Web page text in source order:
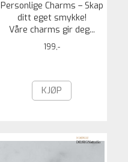
Personlige Charms – Skap
ditt eget smykke!
Våre charms gir deg...
199,-
KJØP